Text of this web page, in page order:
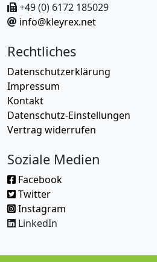
+49 (0) 6172 185029
info@kleyrex.net
Rechtliches
Datenschutzerklärung
Impressum
Kontakt
Datenschutz-Einstellungen
Vertrag widerrufen
Soziale Medien
Facebook
Twitter
Instagram
LinkedIn